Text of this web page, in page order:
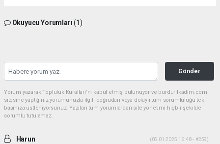
Okuyucu Yorumları(1)
Gönder
Yorum yazarak Topluluk Kuralları’nı kabul etmiş bulunuyor ve burdurilkadim.com
sitesine yaptığınız yorumunuzla ilgili doğrudan veya dolaylı tüm sorumluluğu tek
başınıza üstleniyorsunuz. Yazılan tüm yorumlardan site yönetimi hiçbir şekilde
sorumlu tutulamaz.
Harun (05.01.2025 16:48 - #259)